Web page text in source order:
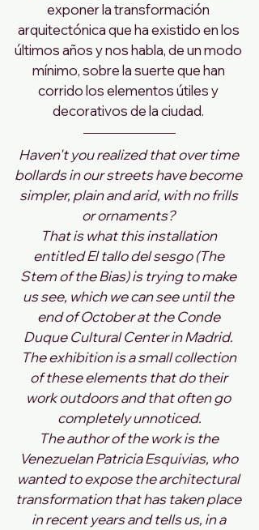
exponer la transformación
arquitectónica que ha existido en los
últimos años y nos habla, de un modo
mínimo, sobre la suerte que han
corrido los elementos útiles y
decorativos de la ciudad.
Haven't you realized that over time
bollards in our streets have become
simpler, plain and arid, with no frills
or ornaments?
That is what this installation
entitled El tallo del sesgo (The
Stem of the Bias) is trying to make
us see, which we can see until the
end of October at the Conde
Duque Cultural Center in Madrid.
The exhibition is a small collection
of these elements that do their
work outdoors and that often go
completely unnoticed.
The author of the work is the
Venezuelan Patricia Esquivias, who
wanted to expose the architectural
transformation that has taken place
in recent years and tells us, in a